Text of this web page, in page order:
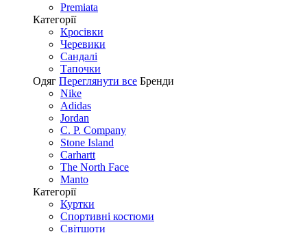
Premiata
Категорії
Кросівки
Черевики
Сандалі
Tапочки
Одяг Переглянути все Бренди
Nike
Adidas
Jordan
C. P. Company
Stone Island
Carhartt
The North Face
Manto
Категорії
Куртки
Спортивні костюми
Світшоти